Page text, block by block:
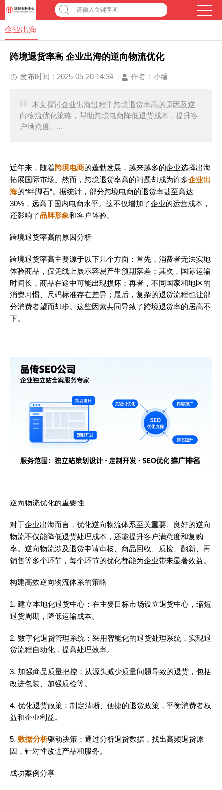
请输入关键字词
企业出海
跨境退货率高 企业出海的逆向物流优化
发布时间：2025-05-20 14:34 作者： 小编
本文探讨企业出海过程中跨境退货率高的原因及逆
向物流优化策略，帮助跨境电商降低退货成本，提升客
户满意度。...
近年来，随着跨境电商的蓬勃发展，越来越多的企业选择出海
拓展国际市场。然而，跨境退货率高的问题却成为许多企业出
海的“绊脚石”。据统计，部分跨境电商的退货率甚至高达
30%，远高于国内电商水平。这不仅增加了企业的运营成本，
还影响了品牌形象和客户体验。
跨境退货率高的原因分析
跨境退货率高主要源于以下几个方面：首先，消费者无法实地
体验商品，仅凭线上展示容易产生预期落差；其次，国际运输
时间长，商品在途中可能出现损坏；再者，不同国家和地区的
消费习惯、尺码标准存在差异；最后，复杂的退货流程也让部
分消费者望而却步。这些因素共同导致了跨境退货率的居高不
下。
逆向物流优化的重要性
对于企业出海而言，优化逆向物流体系至关重要。良好的逆向
物流不仅能降低退货处理成本，还能提升客户满意度和复购
率。逆向物流涉及退货申请审核、商品回收、质检、翻新、再
销售等多个环节，每个环节的优化都能为企业带来显著效益。
构建高效逆向物流体系的策略
1. 建立本地化退货中心：在主要目标市场设立退货中心，缩短
退货周期，降低运输成本。
2. 数字化退货管理系统：采用智能化的退货处理系统，实现退
货流程自动化，提高处理效率。
3. 加强商品质量把控：从源头减少质量问题导致的退货，包括
改进包装、加强质检等。
4. 优化退货政策：制定清晰、便捷的退货政策，平衡消费者权
益和企业利益。
5. 数据分析驱动决策：通过分析退货数据，找出高频退货原
因，针对性改进产品和服务。
成功案例分享